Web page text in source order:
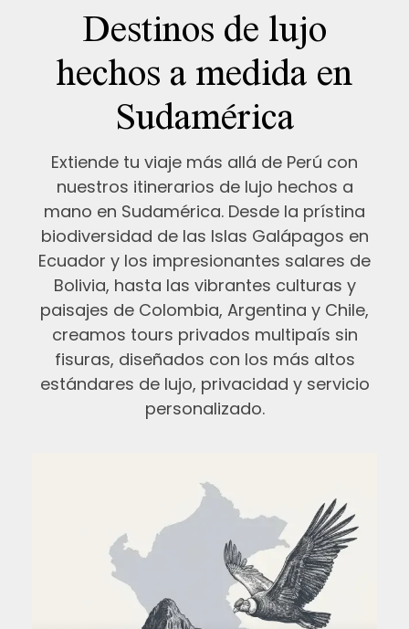
Destinos de lujo
hechos a medida en
Sudamérica
Extiende tu viaje más allá de Perú con
nuestros itinerarios de lujo hechos a
mano en Sudamérica. Desde la prístina
biodiversidad de las Islas Galápagos en
Ecuador y los impresionantes salares de
Bolivia, hasta las vibrantes culturas y
paisajes de Colombia, Argentina y Chile,
creamos tours privados multipaís sin
fisuras, diseñados con los más altos
estándares de lujo, privacidad y servicio
personalizado.